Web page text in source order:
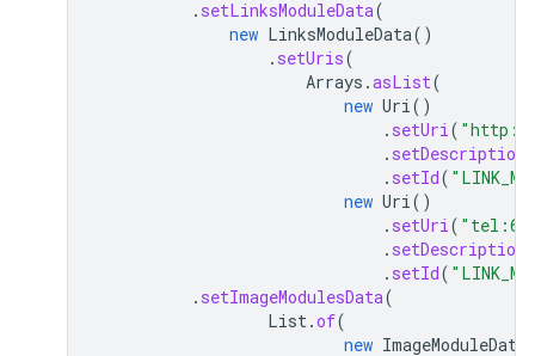
. setLinksModuleData(
new LinksModuleData()
. setUris(
Arrays .asList(
new Uri()
. setUri( "http://
. setDescription
. setId(
new Uri()
. setUri(
. setDescription
. setId(
. setImageModulesData(
List.of(
new ImageModuleData